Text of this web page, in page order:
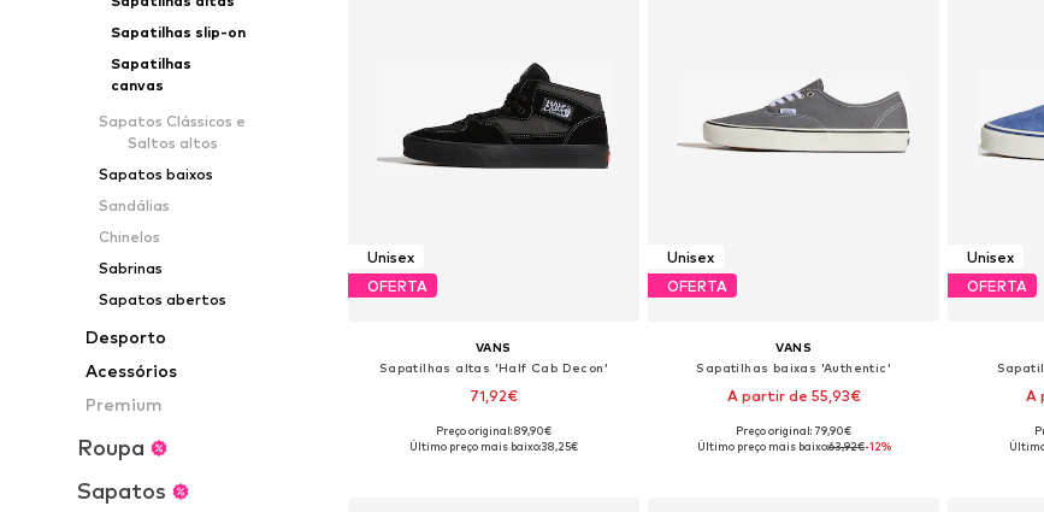
Sapatilhas slip-on
Sapatilhas
canvas
Sapatos Clássicos e
Saltos altos
Sapatos baixos
Sandálias
Chinelos
Sabrinas
Sapatos abertos
Desporto
Acessórios
Premium
Roupa
Sapatos
Unisex
OFERTA
VANS
Sapatilhas altas 'Half Cab Decon'
71,92€
Disponível em vários tamanhos
Preço original: 89,90€
Último preço mais baixo:38,25€
Unisex
OFERTA
VANS
Sapatilhas baixas 'Authentic'
A partir de 55,93€
+1
Disponível em vários tamanhos
Preço original: 79,90€
Último preço mais baixo:63,92€-12%
Unisex
OFERTA
A